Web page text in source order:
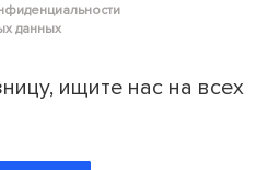
данных
ищите нас на всех